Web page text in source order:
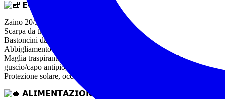
𝗘𝗤𝗨𝗜𝗣𝗔𝗚𝗚𝗜𝗔𝗠𝗘𝗡𝗧𝗢
Zaino 20/30 l
Scarpa da trekking obbligatoria
Bastoncini da trekking
Abbigliamento a strati adatto alla stagione
Maglia traspirante, una di ricambio e strato più caldo/pile,
guscio/capo antipioggia da indossare all’occorrenza
Protezione solare, occhiali da sole e copricapo
𝗔𝗟𝗜𝗠𝗘𝗡𝗧𝗔𝗭𝗜𝗢𝗡𝗘